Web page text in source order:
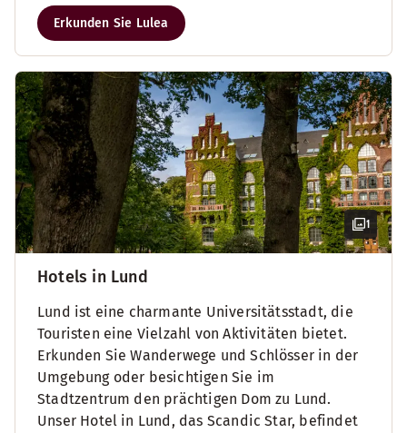
Erkunden Sie Lulea
1
Hotels in Lund
Lund ist eine charmante Universitätsstadt, die
Touristen eine Vielzahl von Aktivitäten bietet.
Erkunden Sie Wanderwege und Schlösser in der
Umgebung oder besichtigen Sie im
Stadtzentrum den prächtigen Dom zu Lund.
Unser Hotel in Lund, das Scandic Star, befindet